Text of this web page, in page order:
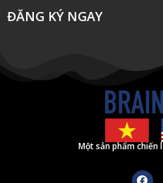
ĐĂNG KÝ NGAY
Một sản phẩm chiến